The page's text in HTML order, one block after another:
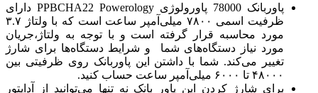
پاوربانک 78000 پاورولوژی PPBCHA22 Powerology دارای
ظرفیت اسمی ۷۸۰۰ میلی‌آمپر ساعت است که با ولتاژ ۳.۷
مورد محاسبه قرار گرفته است و با توجه به ولتاژ،جریان
مورد نیاز دستگاه‌های شما و شرایط دستگاه‌ها برای شارژ
تغییر می‌کند. شما با داشتن این پاوربانک روی ظرفیتی بین
۴۸۰۰۰ تا ۶۰۰۰ میلی‌آمپر ساعت حساب کنید.
برای شارژ کردن این پاور بانک نه تنها می‌توانید از آداپتور